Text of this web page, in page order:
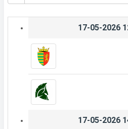
17-05-2026
17-05-2026